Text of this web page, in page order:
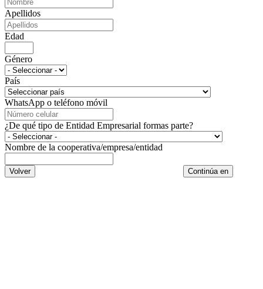
Apellidos
Edad
Género
País
WhatsApp o teléfono móvil
¿De qué tipo de Entidad Empresarial formas parte?
Nombre de la cooperativa/empresa/entidad
Volver Continúa en